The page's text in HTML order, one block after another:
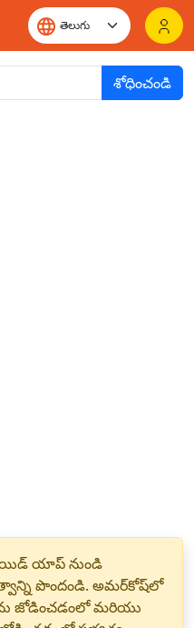
శోధించండి
యాప్ నుండి
పొందండి. అమర్‌కోష్‌లో
జోడించడంలో మరియు